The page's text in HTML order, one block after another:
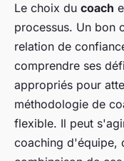
Le choix du coach
processus. Un bon
relation de
comprendre ses
appropriés pour
méthodologie de
flexible. Il peut
coaching d'équipe,